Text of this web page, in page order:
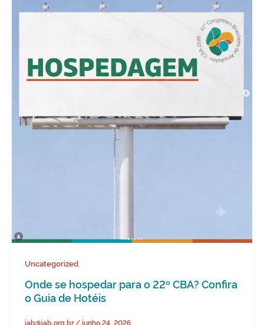
Uncategorized
Onde se hospedar para o 22º CBA? Confira
o Guia de Hotéis
iab@iab.org.br/junho 24, 2026